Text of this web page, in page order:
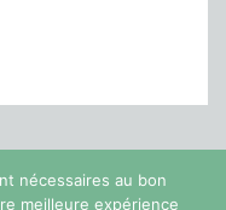
nécessaires au bon
meilleure expérience